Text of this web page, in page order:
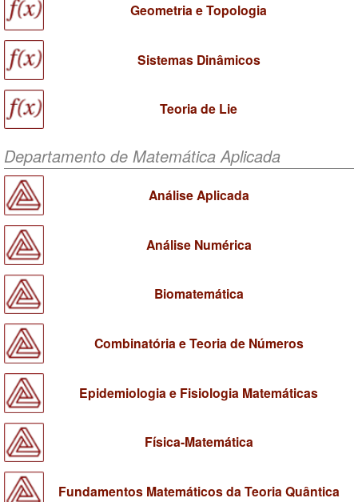
Geometria e Topologia
Sistemas Dinâmicos
Teoria de Lie
Departamento de Matemática Aplicada
Análise Aplicada
Análise Numérica
Biomatemática
Combinatória e Teoria de Números
Epidemiologia e Fisiologia Matemáticas
Física-Matemática
Fundamentos Matemáticos da Teoria Quântica